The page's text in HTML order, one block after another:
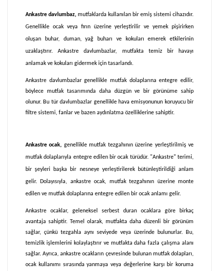
Arka Katalitik Temizleme Duvar
VAR : SABIT
Yan Katalitik Temizleme Paneli
YOK
Prgm Sonu Otomtk Devre Kesici
VAR
Teleskopik Ray Sistemi (adt)
Ocak Yüzeyi
CAM
Göz Sayısı
4
MOTORLU(DISA_ATIM)
Malzeme
INOX+TEMPERLİ_CAM
Max Performans
Max Ses Seviyesi
63
Toplam Güç
Filtre
ALUMINYUM_KASET_FILTRE
Kontrol
HALOJEN LED
Hava Çıkış Bağlantısı
150 MM
Ankastre davlumbaz, mutfaklarda kullanılan bir emiş sistemi cihazıdır.
Genellikle ocak veya fırın üzerine yerleştirilir ve yemek pişirirken
oluşan buhar, duman, yağ buharı ve kokuları emerek etkilerinin
uzaklaştırır. Ankastre davlumbazlar, mutfakta temiz bir havayı
anlamak ve kokuları gidermek için tasarlandı.
Ankastre davlumbazlar genellikle mutfak dolaplarına entegre edilir,
böylece mutfak tasarımında daha düzgün ve bir görünüme sahip
olunur. Bu tür davlumbazlar genellikle hava emisyonunun koruyucu bir
filtre sistemi, fanlar ve bazen aydınlatma özelliklerine sahiptir.
Ankastre ocak, genellikle mutfak tezgahının üzerine yerleştirilmiş ve
mutfak dolaplarıyla entegre edilen bir ocak türüdür. "Ankastre" terimi,
bir şeyleri başka bir nesneye yerleştirilerek bütünleştirildiği anlam
gelir. Dolayısıyla, ankastre ocak, mutfak tezgahının üzerine monte
edilen ve mutfak dolaplarına entegre edilen bir ocak anlamı gelir.
Ankastre ocaklar, geleneksel serbest duran ocaklara göre birkaç
avantaja sahiptir. Temel olarak, mutfakta daha düzenli bir görünüm
sağlar, çünkü tezgahla aynı seviyede veya üzerinde bulunurlar. Bu,
temizlik işlemlerini kolaylaştırır ve mutfakta daha fazla çalışma alanı
sağlar. Ayrıca, ankastre ocakların çevresinde bulunan mutfak dolapları,
ocak kullanımı sırasında yanmaya veya değerlerine karşı bir koruma